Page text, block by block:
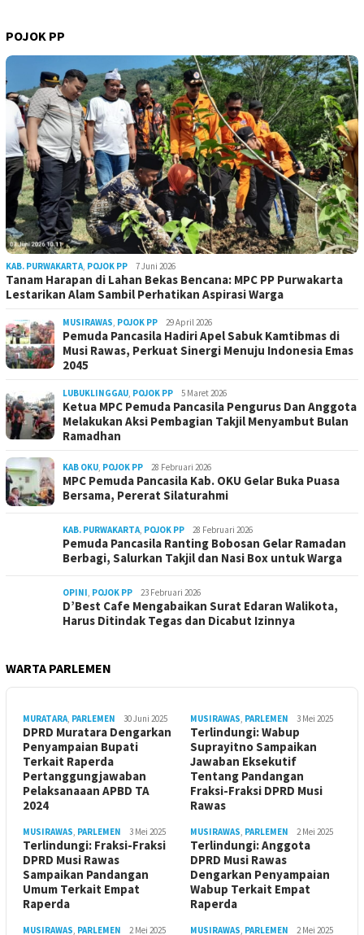
POJOK PP
KAB. PURWAKARTA POJOK PP 7 Juni 2026
Tanam Harapan di Lahan Bekas Bencana: MPC PP Purwakarta
Lestarikan Alam Sambil Perhatikan Aspirasi Warga
MUSIRAWAS POJOK PP 29 April 2026
Pemuda Pancasila Hadiri Apel Sabuk Kamtibmas di
Musi Rawas, Perkuat Sinergi Menuju Indonesia Emas
2045
LUBUKLINGGAU POJOK PP 5 Maret 2026
Ketua MPC Pemuda Pancasila Pengurus Dan Anggota
Melakukan Aksi Pembagian Takjil Menyambut Bulan
Ramadhan
KAB OKU POJOK PP 28 Februari 2026
MPC Pemuda Pancasila Kab. OKU Gelar Buka Puasa
Bersama, Pererat Silaturahmi
KAB. PURWAKARTA POJOK PP 28 Februari 2026
Pemuda Pancasila Ranting Bobosan Gelar Ramadan
Berbagi, Salurkan Takjil dan Nasi Box untuk Warga
OPINI POJOK PP 23 Februari 2026
D’Best Cafe Mengabaikan Surat Edaran Walikota,
Harus Ditindak Tegas dan Dicabut Izinnya
WARTA PARLEMEN
MURATARA PARLEMEN 30 Juni 2025
DPRD Muratara Dengarkan
Penyampaian Bupati
Terkait Raperda
Pertanggungjawaban
Pelaksanaaan APBD TA
2024
MUSIRAWAS PARLEMEN 3 Mei 2025
Terlindungi: Wabup
Suprayitno Sampaikan
Jawaban Eksekutif
Tentang Pandangan
Fraksi-Fraksi DPRD Musi
Rawas
MUSIRAWAS PARLEMEN 3 Mei 2025
Terlindungi: Fraksi-Fraksi
DPRD Musi Rawas
Sampaikan Pandangan
Umum Terkait Empat
Raperda
MUSIRAWAS PARLEMEN 2 Mei 2025
Terlindungi: Anggota
DPRD Musi Rawas
Dengarkan Penyampaian
Wabup Terkait Empat
Raperda
MUSIRAWAS PARLEMEN 2 Mei 2025 MUSIRAWAS PARLEMEN 2 Mei 2025